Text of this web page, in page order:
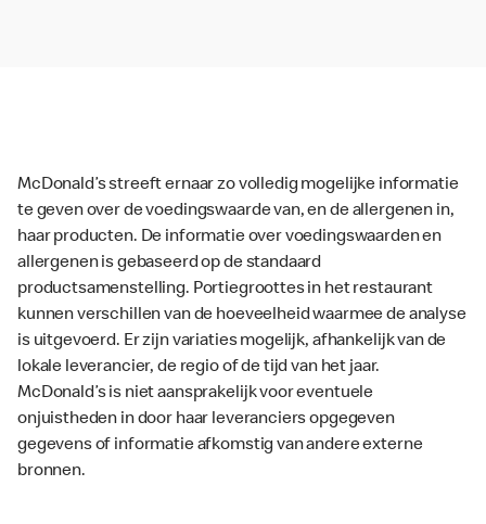
McDonald’s streeft ernaar zo volledig mogelijke informatie
te geven over de voedingswaarde van, en de allergenen in,
haar producten. De informatie over voedingswaarden en
allergenen is gebaseerd op de standaard
productsamenstelling. Portiegroottes in het restaurant
kunnen verschillen van de hoeveelheid waarmee de analyse
is uitgevoerd. Er zijn variaties mogelijk, afhankelijk van de
lokale leverancier, de regio of de tijd van het jaar.
McDonald’s is niet aansprakelijk voor eventuele
onjuistheden in door haar leveranciers opgegeven
gegevens of informatie afkomstig van andere externe
bronnen.